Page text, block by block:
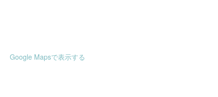
Google Mapsで表示する